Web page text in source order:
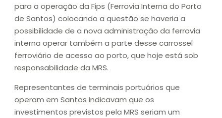
para a operação da Fips (Ferrovia Interna do Porto
de Santos) colocando a questão se haveria a
possibilidade de a nova administração da ferrovia
interna operar também a parte desse carrossel
ferroviário de acesso ao porto, que hoje está sob
responsabilidade da MRS.
Representantes de terminais portuários que
operam em Santos indicavam que os
investimentos previstos pela MRS seriam um